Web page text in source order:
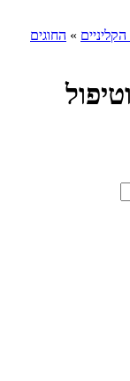
» החוגים